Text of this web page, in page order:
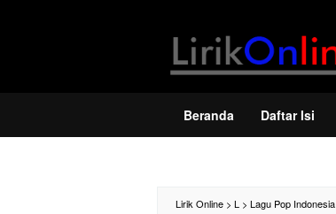
Beranda Daftar Isi
Lirik Online > L > Lagu Pop Indonesia